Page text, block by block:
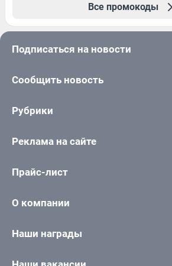
Все промокоды
Подписаться на новости
Сообщить новость
Рубрики
Реклама на сайте
Прайс-лист
О компании
Наши награды